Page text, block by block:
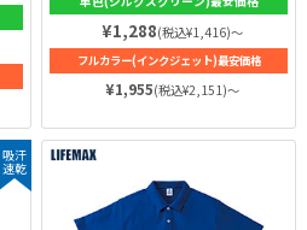
¥1,288(税込¥1,416)～
フルカラー(インクジェット)最安価格
¥1,955(税込¥2,151)～
吸汗
速乾